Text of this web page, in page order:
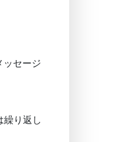
ッセージ
繰り返し